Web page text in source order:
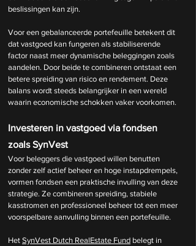
beslissingen kan zijn.
Voor een gebalanceerde portefeuille betekent dit
dat vastgoed kan fungeren als stabiliserende
factor naast meer dynamische beleggingen zoals
aandelen. Door beide te combineren ontstaat een
betere spreiding van risico en rendement. Deze
balans wordt steeds belangrijker in een wereld
waarin economische schokken vaker voorkomen.
Investeren in vastgoed via fondsen
zoals SynVest
Voor beleggers die vastgoed willen benutten
zonder zelf actief beheer en hoge instapdrempels,
vormen fondsen een praktische invulling van deze
strategie. Ze combineren spreiding, stabiele
kasstromen en professioneel beheer tot een meer
voorspelbare aanvulling binnen een portefeuille.
Het SynVest Dutch RealEstate Fund belegt in